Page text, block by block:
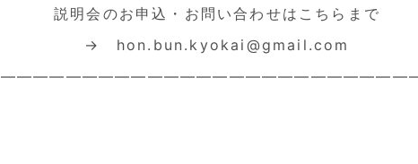
説明会のお申込・お問い合わせはこちらまで
→ hon.bun.kyokai@gmail.com